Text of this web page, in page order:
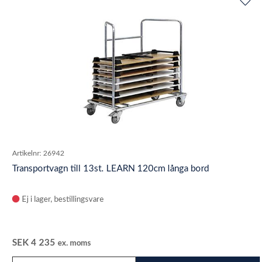
Artikelnr: 26942
Transportvagn till 13st. LEARN 120cm långa bord
Ej i lager
SEK 4 235 ex. moms